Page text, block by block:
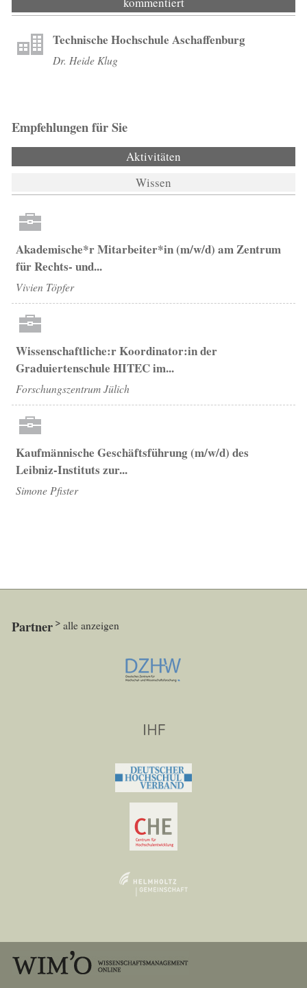
Technische Hochschule Aschaffenburg
Dr. Heide Klug
Empfehlungen für Sie
Aktivitäten
Wissen
Akademische*r Mitarbeiter*in (m/w/d) am Zentrum
für Rechts- und...
Vivien Töpfer
Wissenschaftliche:r Koordinator:in der
Graduiertenschule HITEC im...
Forschungszentrum Jülich
Kaufmännische Geschäftsführung (m/w/d) des
Leibniz-Instituts zur...
Simone Pfister
Partner alle anzeigen